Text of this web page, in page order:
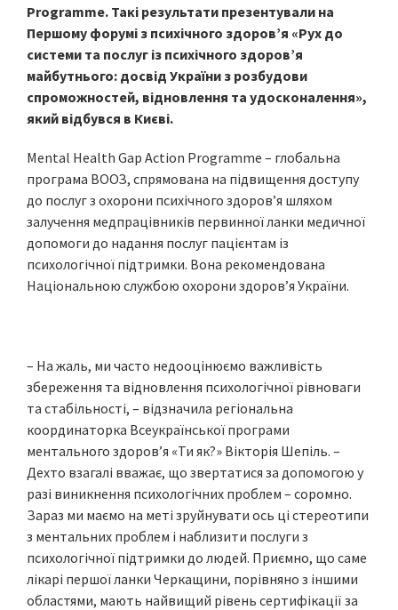
Programme. Такі результати презентували на
Першому форумі з психічного здоров’я «Рух до
системи та послуг із психічного здоров’я
майбутнього: досвід України з розбудови
спроможностей, відновлення та удосконалення»,
який відбувся в Києві.
Mental Health Gap Action Programme – глобальна
програма ВООЗ, спрямована на підвищення доступу
до послуг з охорони психічного здоров’я шляхом
залучення медпрацівників первинної ланки медичної
допомоги до надання послуг пацієнтам із
психологічної підтримки. Вона рекомендована
Національною службою охорони здоров’я України.
– На жаль, ми часто недооцінюємо важливість
збереження та відновлення психологічної рівноваги
та стабільності, – відзначила регіональна
координаторка Всеукраїнської програми
ментального здоров’я «Ти як?» Вікторія Шепіль. –
Дехто взагалі вважає, що звертатися за допомогою у
разі виникнення психологічних проблем – соромно.
Зараз ми маємо на меті зруйнувати ось ці стереотипи
з ментальних проблем і наблизити послуги з
психологічної підтримки до людей. Приємно, що саме
лікарі першої ланки Черкащини, порівняно з іншими
областями, мають найвищий рівень сертифікації за